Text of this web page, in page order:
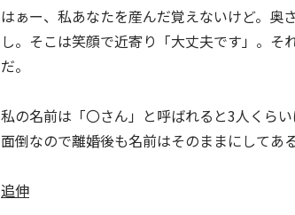
はぁー、私あなたを産んだ覚えないけど。奥
し。そこは笑顔で近寄り「大丈夫です」。
だ。
私の名前は「〇さん」と呼ばれると3人くら
面倒なので離婚後も名前はそのままにしてあ
追伸